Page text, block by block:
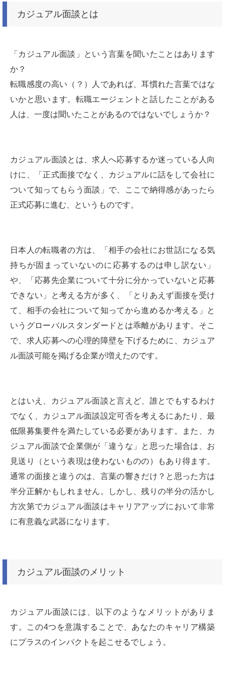
カジュアル面談とは
「カジュアル面談」という言葉を聞いたことはあります
か？
転職感度の高い（？）人であれば、耳慣れた言葉ではな
いかと思います。転職エージェントと話したことがある
人は、一度は聞いたことがあるのではないでしょうか？
カジュアル面談とは、求人へ応募するか迷っている人向
けに、「正式面接でなく、カジュアルに話をして会社に
ついて知ってもらう面談」で、ここで納得感があったら
正式応募に進む、というものです。
日本人の転職者の方は、「相手の会社にお世話になる気
持ちが固まっていないのに応募するのは申し訳ない」
や、「応募先企業について十分に分かっていないと応募
できない」と考える方が多く、「とりあえず面接を受け
て、相手の会社について知ってから進めるか考える」と
いうグローバルスタンダードとは乖離があります。そこ
で、求人応募への心理的障壁を下げるために、カジュア
ル面談可能を掲げる企業が増えたのです。
とはいえ、カジュアル面談と言えど、誰とでもするわけ
でなく、カジュアル面談設定可否を考えるにあたり、最
低限募集要件を満たしている必要があります。また、カ
ジュアル面談で企業側が「違うな」と思った場合は、お
見送り（という表現は使わないものの）もあり得ます。
通常の面接と違うのは、言葉の響きだけ？と思った方は
半分正解かもしれません。しかし、残りの半分の活かし
方次第でカジュアル面談はキャリアアップにおいて非常
に有意義な武器になります。
カジュアル面談のメリット
カジュアル面談には、以下のようなメリットがありま
す。この4つを意識することで、あなたのキャリア構築
にプラスのインパクトを起こせるでしょう。